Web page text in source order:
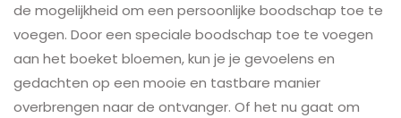
de mogelijkheid om een persoonlijke boodschap toe te
voegen. Door een speciale boodschap toe te voegen
aan het boeket bloemen, kun je je gevoelens en
gedachten op een mooie en tastbare manier
overbrengen naar de ontvanger. Of het nu gaat om